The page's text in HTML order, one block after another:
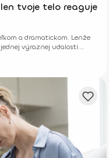
tvoje telo reaguje
a dramatickom. Lenže
výraznej udalosti.